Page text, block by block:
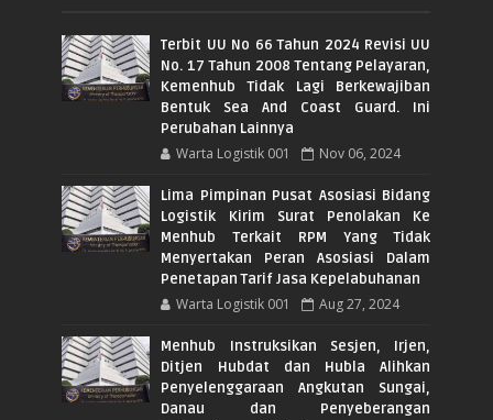
Terbit UU No 66 Tahun 2024 Revisi UU
No. 17 Tahun 2008 Tentang Pelayaran,
Kemenhub Tidak Lagi Berkewajiban
Bentuk Sea And Coast Guard. Ini
Perubahan Lainnya
Warta Logistik 001 Nov 06, 2024
Lima Pimpinan Pusat Asosiasi Bidang
Logistik Kirim Surat Penolakan Ke
Menhub Terkait RPM Yang Tidak
Menyertakan Peran Asosiasi Dalam
Penetapan Tarif Jasa Kepelabuhanan
Warta Logistik 001 Aug 27, 2024
Menhub Instruksikan Sesjen, Irjen,
Ditjen Hubdat dan Hubla Alihkan
Penyelenggaraan Angkutan Sungai,
Danau dan Penyeberangan